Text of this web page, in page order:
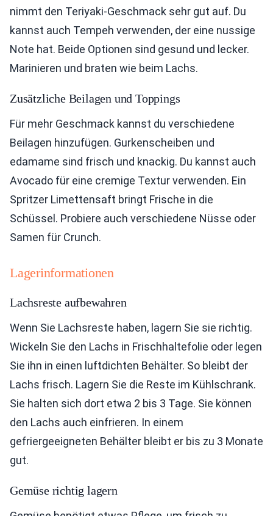
nimmt den Teriyaki-Geschmack sehr gut auf. Du
kannst auch Tempeh verwenden, der eine nussige
Note hat. Beide Optionen sind gesund und lecker.
Marinieren und braten wie beim Lachs.
Zusätzliche Beilagen und Toppings
Für mehr Geschmack kannst du verschiedene
Beilagen hinzufügen. Gurkenscheiben und
edamame sind frisch und knackig. Du kannst auch
Avocado für eine cremige Textur verwenden. Ein
Spritzer Limettensaft bringt Frische in die
Schüssel. Probiere auch verschiedene Nüsse oder
Samen für Crunch.
Lagerinformationen
Lachsreste aufbewahren
Wenn Sie Lachsreste haben, lagern Sie sie richtig.
Wickeln Sie den Lachs in Frischhaltefolie oder legen
Sie ihn in einen luftdichten Behälter. So bleibt der
Lachs frisch. Lagern Sie die Reste im Kühlschrank.
Sie halten sich dort etwa 2 bis 3 Tage. Sie können
den Lachs auch einfrieren. In einem
gefriergeeigneten Behälter bleibt er bis zu 3 Monate
gut.
Gemüse richtig lagern